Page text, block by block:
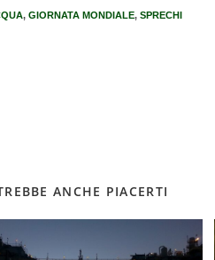
, GIORNATA MONDIALE, SPRECHI
ANCHE PIACERTI